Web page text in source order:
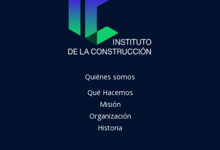
Quiénes somos
Qué Hacemos
Misión
Organización
Historia